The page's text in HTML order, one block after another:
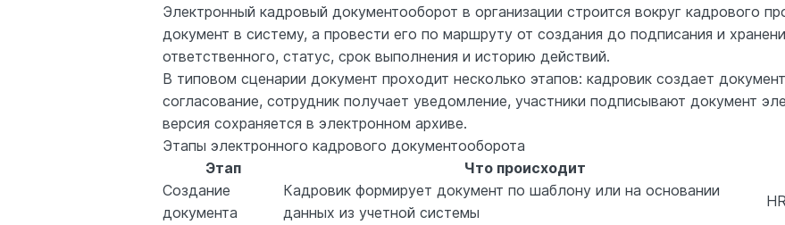
Электронный кадровый документооборот в организации строится вокруг кадрового
документ в систему, а провести его по маршруту от создания до подписания и
ответственного, статус, срок выполнения и историю действий.
В типовом сценарии документ проходит несколько этапов: кадровик создает
согласование, сотрудник получает уведомление, участники подписывают документ
версия сохраняется в электронном архиве.
Этапы электронного кадрового документооборота
Этап
Что происходит
Создание
документа
Кадровик формирует документ по шаблону или на основании
данных из учетной системы